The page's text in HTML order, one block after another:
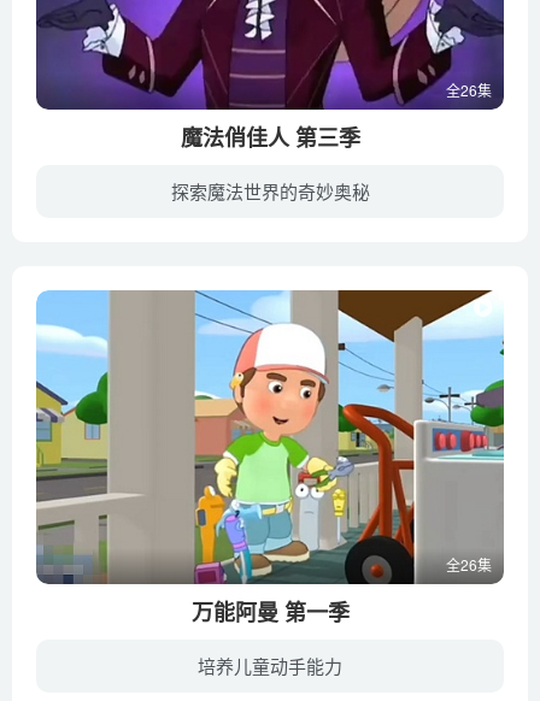
全26集
魔法俏佳人 第三季
探索魔法世界的奇妙奥秘
全26集
万能阿曼 第一季
培养儿童动手能力